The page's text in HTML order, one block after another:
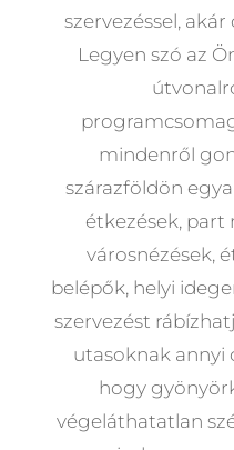
szervezéssel,
Legyen szó az
mindenről
szárazföldön
étkezések, part
városnézések,
belépők, helyi
szervezést
utasoknak annyi
hogy
végeláthatatlan